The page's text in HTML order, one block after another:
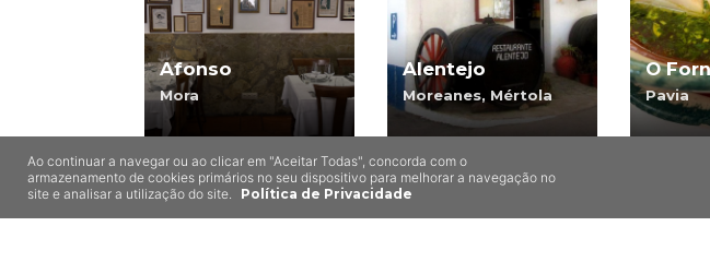
Afonso
Mora
Alentejo
Moreanes, Mértola
O
Pavia
Ao continuar a navegar ou ao clicar em "Aceitar Todas", concorda com o
armazenamento de cookies primários no seu dispositivo para melhorar a navegação no
site e analisar a utilização do site.
Política de Privacidade